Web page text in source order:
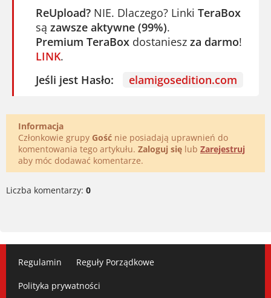
ReUpload? NIE. Dlaczego? Linki TeraBox
są zawsze aktywne (99%).
Premium TeraBox dostaniesz za darmo!
LINK.
Jeśli jest Hasło:
elamigosedition.com
Informacja
Członkowie grupy Gość nie posiadają uprawnień do
komentowania tego artykułu. Zaloguj się lub Zarejestruj
aby móc dodawać komentarze.
Liczba komentarzy: 0
Regulamin Reguły Porządkowe
Polityka prywatności